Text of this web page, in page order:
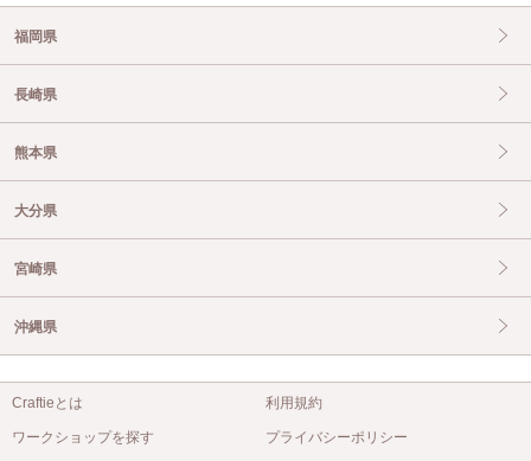
福岡県
長崎県
熊本県
大分県
宮崎県
沖縄県
Craftieとは
ワークショップを探す
利用規約
プライバシーポリシー